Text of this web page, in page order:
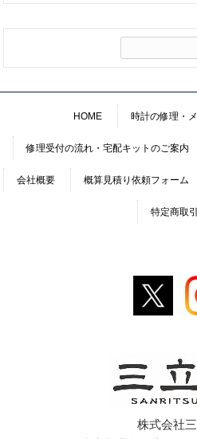
HOME 時計の修理・
修理受付の流れ・宅配キットのご案内
会社概要 概算見積り依頼フォーム
特定商取
株式会社